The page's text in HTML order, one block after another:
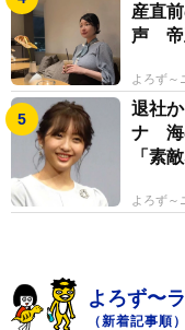
産直
声 帝
よろず～
退社
ナ 海
「素
よろず～
よろず〜
（新着記事順）